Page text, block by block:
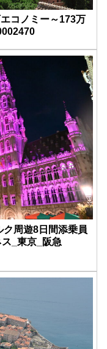
コノミー～173万
周遊8日間添乗員
_東京_阪急